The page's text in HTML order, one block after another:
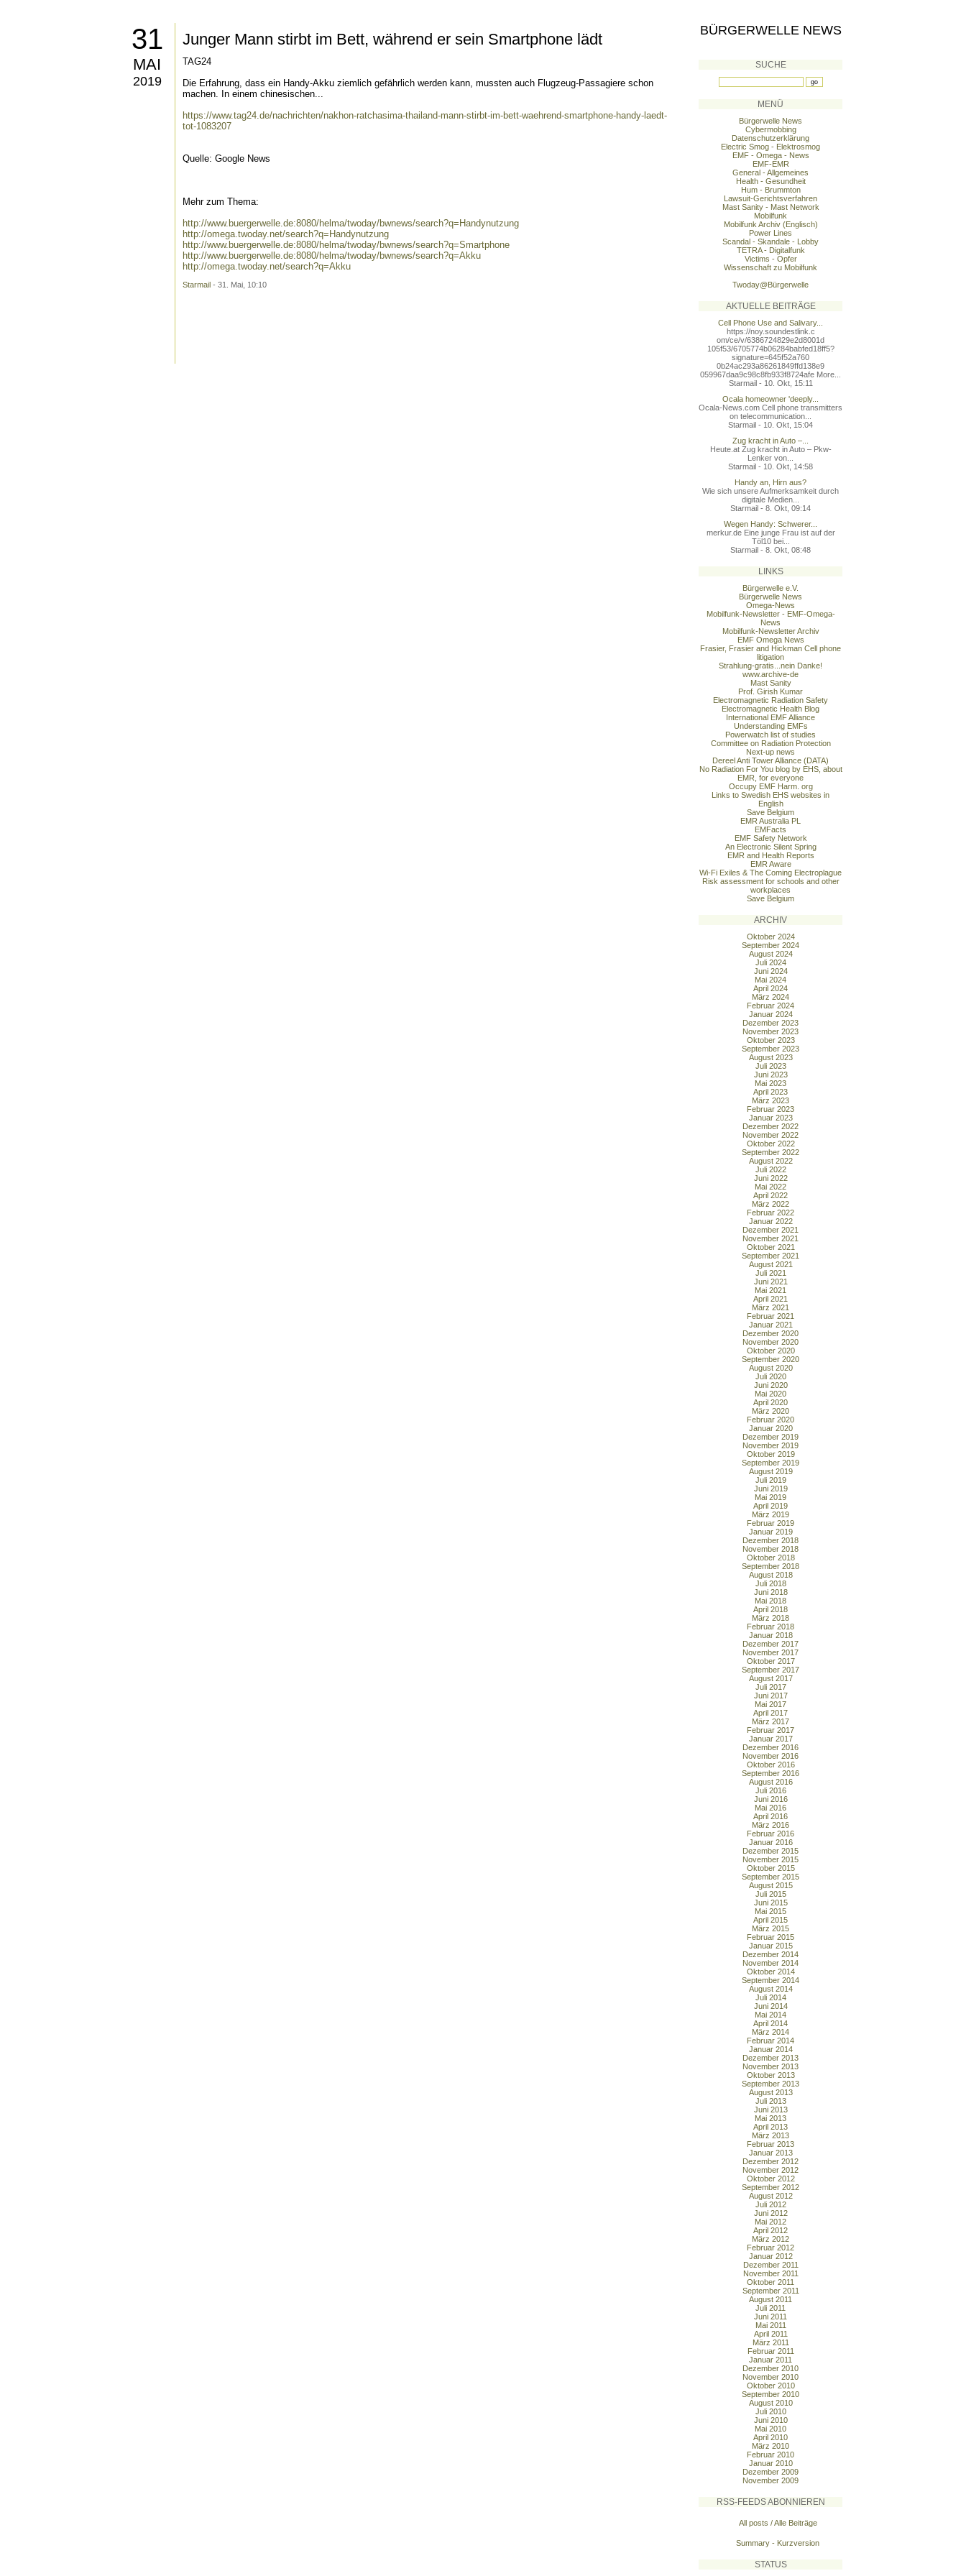
31
MAI
2019
Junger Mann stirbt im Bett, während er sein Smartphone lädt
TAG24
Die Erfahrung, dass ein Handy-Akku ziemlich gefährlich werden kann, mussten auch Flugzeug-Passagiere schon
machen. In einem chinesischen...
https://www.tag24.de/nachrichten/nakhon-ratchasima-thailand-mann-stirbt-im-bett-waehrend-smartphone-handy-laedt-
tot-1083207
Quelle: Google News
Mehr zum Thema:
http://www.buergerwelle.de:8080/helma/twoday/bwnews/search?q=Handynutzung
http://omega.twoday.net/search?q=Handynutzung
http://www.buergerwelle.de:8080/helma/twoday/bwnews/search?q=Smartphone
http://www.buergerwelle.de:8080/helma/twoday/bwnews/search?q=Akku
http://omega.twoday.net/search?q=Akku
Starmail - 31. Mai, 10:10
BÜRGERWELLE NEWS
SUCHE
MENÜ
Bürgerwelle News
Cybermobbing
Datenschutzerklärung
Electric Smog - Elektrosmog
EMF - Omega - News
EMF-EMR
General - Allgemeines
Health - Gesundheit
Hum - Brummton
Lawsuit-Gerichtsverfahren
Mast Sanity - Mast Network
Mobilfunk
Mobilfunk Archiv (Englisch)
Power Lines
Scandal - Skandale - Lobby
TETRA - Digitalfunk
Victims - Opfer
Wissenschaft zu Mobilfunk
Twoday@Bürgerwelle
AKTUELLE BEITRÄGE
Cell Phone Use and Salivary...
https://noy.soundestlink.c
om/ce/v/6386724829e2d8001d
105f53/6705774b06284babfed18ff5?
signature=645f52a760
0b24ac293a86261849ffd138e9
059967daa9c98c8fb933f8724afe More...
Starmail - 10. Okt, 15:11
Ocala homeowner 'deeply...
Ocala-News.com Cell phone transmitters
on telecommunication...
Starmail - 10. Okt, 15:04
Zug kracht in Auto –...
Heute.at Zug kracht in Auto – Pkw-
Lenker von...
Starmail - 10. Okt, 14:58
Handy an, Hirn aus?
Wie sich unsere Aufmerksamkeit durch
digitale Medien...
Starmail - 8. Okt, 09:14
Wegen Handy: Schwerer...
merkur.de Eine junge Frau ist auf der
Töl10 bei...
Starmail - 8. Okt, 08:48
LINKS
Bürgerwelle e.V.
Bürgerwelle News
Omega-News
Mobilfunk-Newsletter - EMF-Omega-
News
Mobilfunk-Newsletter Archiv
EMF Omega News
Frasier, Frasier and Hickman Cell phone
litigation
Strahlung-gratis...nein Danke!
www.archive-de
Mast Sanity
Prof. Girish Kumar
Electromagnetic Radiation Safety
Electromagnetic Health Blog
International EMF Alliance
Understanding EMFs
Powerwatch list of studies
Committee on Radiation Protection
Next-up news
Dereel Anti Tower Alliance (DATA)
No Radiation For You blog by EHS, about
EMR, for everyone
Occupy EMF Harm. org
Links to Swedish EHS websites in
English
Save Belgium
EMR Australia PL
EMFacts
EMF Safety Network
An Electronic Silent Spring
EMR and Health Reports
EMR Aware
Wi-Fi Exiles & The Coming Electroplague
Risk assessment for schools and other
workplaces
Save Belgium
ARCHIV
Oktober 2024
September 2024
August 2024
Juli 2024
Juni 2024
Mai 2024
April 2024
März 2024
Februar 2024
Januar 2024
Dezember 2023
November 2023
Oktober 2023
September 2023
August 2023
Juli 2023
Juni 2023
Mai 2023
April 2023
März 2023
Februar 2023
Januar 2023
Dezember 2022
November 2022
Oktober 2022
September 2022
August 2022
Juli 2022
Juni 2022
Mai 2022
April 2022
März 2022
Februar 2022
Januar 2022
Dezember 2021
November 2021
Oktober 2021
September 2021
August 2021
Juli 2021
Juni 2021
Mai 2021
April 2021
März 2021
Februar 2021
Januar 2021
Dezember 2020
November 2020
Oktober 2020
September 2020
August 2020
Juli 2020
Juni 2020
Mai 2020
April 2020
März 2020
Februar 2020
Januar 2020
Dezember 2019
November 2019
Oktober 2019
September 2019
August 2019
Juli 2019
Juni 2019
Mai 2019
April 2019
März 2019
Februar 2019
Januar 2019
Dezember 2018
November 2018
Oktober 2018
September 2018
August 2018
Juli 2018
Juni 2018
Mai 2018
April 2018
März 2018
Februar 2018
Januar 2018
Dezember 2017
November 2017
Oktober 2017
September 2017
August 2017
Juli 2017
Juni 2017
Mai 2017
April 2017
März 2017
Februar 2017
Januar 2017
Dezember 2016
November 2016
Oktober 2016
September 2016
August 2016
Juli 2016
Juni 2016
Mai 2016
April 2016
März 2016
Februar 2016
Januar 2016
Dezember 2015
November 2015
Oktober 2015
September 2015
August 2015
Juli 2015
Juni 2015
Mai 2015
April 2015
März 2015
Februar 2015
Januar 2015
Dezember 2014
November 2014
Oktober 2014
September 2014
August 2014
Juli 2014
Juni 2014
Mai 2014
April 2014
März 2014
Februar 2014
Januar 2014
Dezember 2013
November 2013
Oktober 2013
September 2013
August 2013
Juli 2013
Juni 2013
Mai 2013
April 2013
März 2013
Februar 2013
Januar 2013
Dezember 2012
November 2012
Oktober 2012
September 2012
August 2012
Juli 2012
Juni 2012
Mai 2012
April 2012
März 2012
Februar 2012
Januar 2012
Dezember 2011
November 2011
Oktober 2011
September 2011
August 2011
Juli 2011
Juni 2011
Mai 2011
April 2011
März 2011
Februar 2011
Januar 2011
Dezember 2010
November 2010
Oktober 2010
September 2010
August 2010
Juli 2010
Juni 2010
Mai 2010
April 2010
März 2010
Februar 2010
Januar 2010
Dezember 2009
November 2009
RSS-FEEDS ABONNIEREN
All posts / Alle Beiträge
Summary - Kurzversion
STATUS